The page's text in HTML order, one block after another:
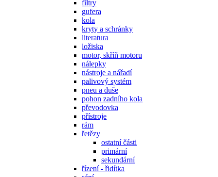
filtry
gufera
kola
kryty a schránky
literatura
ložiska
motor, skříň motoru
nálepky
nástroje a nářadí
palivový systém
pneu a duše
pohon zadního kola
převodovka
přístroje
rám
řetězy
ostatní části
primární
sekundární
řízení - řidítka